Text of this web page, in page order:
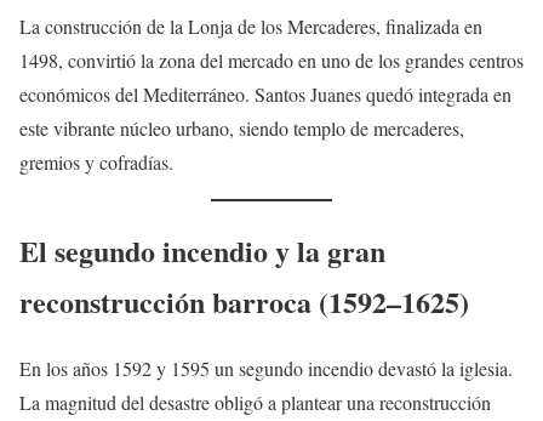
La construcción de la Lonja de los Mercaderes, finalizada en
1498, convirtió la zona del mercado en uno de los grandes centros
económicos del Mediterráneo. Santos Juanes quedó integrada en
este vibrante núcleo urbano, siendo templo de mercaderes,
gremios y cofradías.
El segundo incendio y la gran
reconstrucción barroca (1592–1625)
En los años 1592 y 1595 un segundo incendio devastó la iglesia.
La magnitud del desastre obligó a plantear una reconstrucción